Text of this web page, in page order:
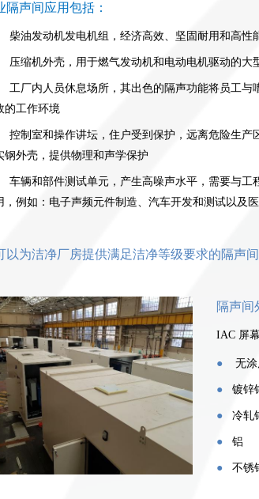
隔声间应用包括：
柴油发动机发电机组，经济高效、坚固耐用和高
压缩机外壳，用于燃气发动机和电动电机驱动的
工厂内人员休息场所，其出色的隔声功能将员工
的工作环境
控制室和操作讲坛，住户受到保护，远离危险生
钢外壳，提供物理和声学保护
车辆和部件测试单元，产生高噪声水平，需要与
，例如：电子声频元件制造、汽车开发和测试以及
以为洁净厂房提供满足洁净等级要求的隔声
隔声间
IAC 屏
● 无涂
● 镀锌
● 冷轧
● 铝
● 不锈